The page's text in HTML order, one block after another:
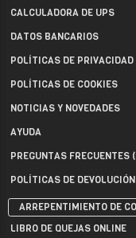
CALCULADORA DE UPS
DATOS BANCARIOS
POLÍTICAS DE PRIVACIDAD
POLÍTICAS DE COOKIES
NOTICIAS Y NOVEDADES
AYUDA
PREGUNTAS FRECUENTES
POLÍTICAS DE DEVOLUCIÓN
ARREPENTIMIENTO DE
LIBRO DE QUEJAS ONLINE